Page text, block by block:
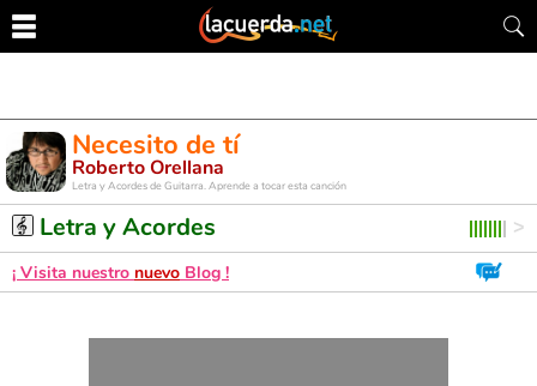
Necesito de tí
Roberto Orellana
Letra y Acordes de Guitarra. Aprende a tocar esta canción
Letra y Acordes
¡ Visita nuestro nuevo Blog !